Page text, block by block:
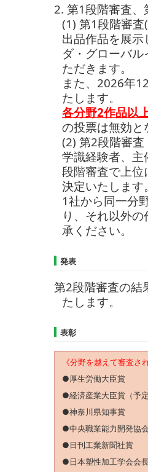
2. 第1段階審査
(1) 第1段階審
出品作品を展
ダ・グローバ
ただきます。
また、2026年
たします。
各分野2作品以
の投票は無効と
(2) 第2段階審査
学識経験者、
段階審査で上
決定いたします
1社から同一分
り、それ以外
承ください。
発表
第2段階審査の結
たします。
表彰
《分野を越えて審査さ
●厚生労働大臣賞
●経済産業大臣賞（予
●神奈川県知事賞
●中央職業能力開発協
●日刊工業新聞社賞
●日本塑性加工学会会